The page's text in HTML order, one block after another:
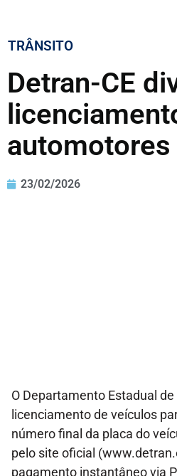
TRÂNSITO
Detran-CE
automotores
23/02/2026
O Departamento Estadual
licenciamento de veículos
número final da placa do
pelo site oficial
pagamento instantâneo via